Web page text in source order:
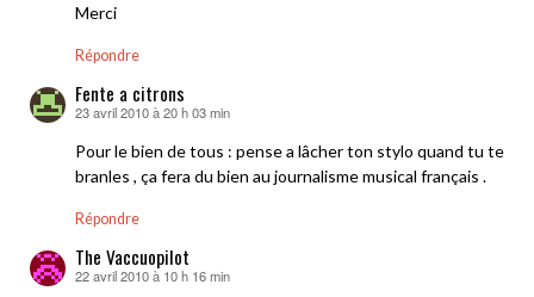
Merci
Répondre
Fente a citrons
dit :
23 avril 2010 à 20 h 03 min
Pour le bien de tous : pense a lâcher ton stylo quand tu te
branles , ça fera du bien au journalisme musical français .
Répondre
The Vaccuopilot
dit :
22 avril 2010 à 10 h 16 min